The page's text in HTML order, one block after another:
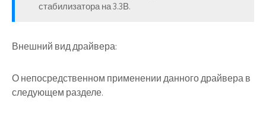
стабилизатора на 3.3В.
Внешний вид драйвера:
О непосредственном применении данного драйвера в
следующем разделе.